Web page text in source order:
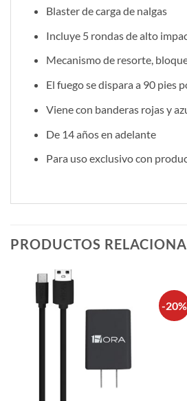
Blaster de carga de nalgas
Incluye 5 rondas de alto
Mecanismo de resorte,
El fuego se dispara a 90 pies
Viene con banderas rojas y
De 14 años en adelante
Para uso exclusivo con
PRODUCTOS
-20%